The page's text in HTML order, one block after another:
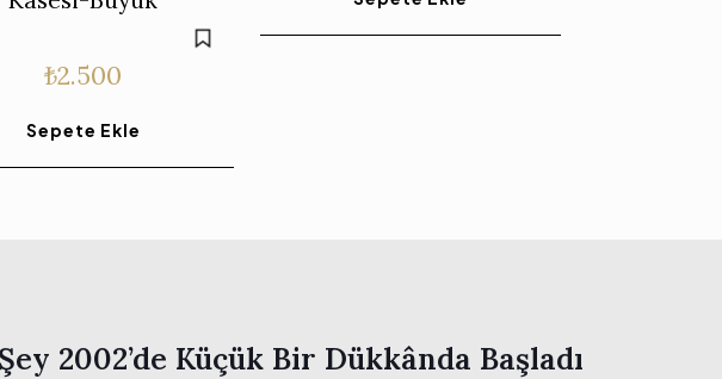
₺2.500
Sepete Ekle
2002’de Küçük Bir Dükkânda Başladı